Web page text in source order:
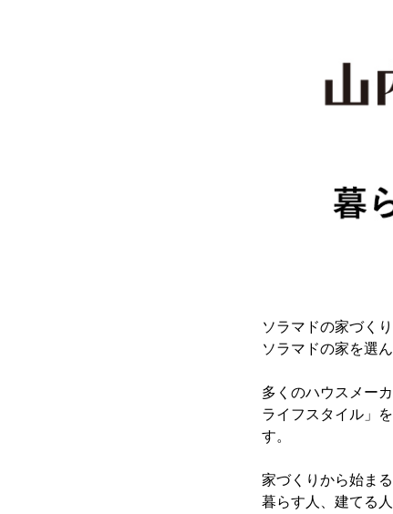
ソラマドの家づく
ソラマドの家を選
多くのハウスメー
ライフスタイル」
す。
家づくりから始ま
暮らす人、建てる